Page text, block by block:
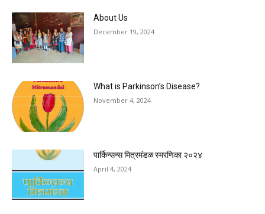
About Us
December 19, 2024
What is Parkinson’s Disease?
November 4, 2024
पार्किन्सन्स मित्रमंडळ स्मरणिका २०२४
April 4, 2024